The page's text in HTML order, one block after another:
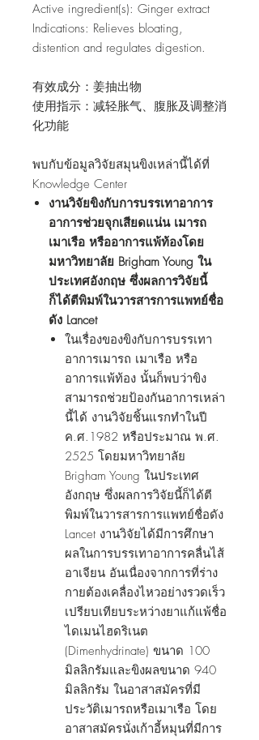
Active ingredient(s): Ginger extract
Indications: Relieves bloating,
distention and regulates digestion.
有效成分：姜抽出物
使用指示：减轻胀气、腹胀及调整消
化功能
พบกับข้อมูลวิจัยสมุนขิงเหล่านี้ได้ที่
Knowledge Center
งานวิจัยขิงกับการบรรเทาอาการ
อาการช่วยจุกเสียดแน่น เมารถ
เมาเรือ หรืออาการแพ้ท้องโดย
มหาวิทยาลัย Brigham Young ใน
ประเทศอังกฤษ ซึ่งผลการวิจัยนี้
ก็ได้ตีพิมพ์ในวารสารการแพทย์ชื่อ
ดัง Lancet
ในเรื่องของขิงกับการบรรเทา
อาการเมารถ เมาเรือ หรือ
อาการแพ้ท้อง นั้นก็พบว่าขิง
สามารถช่วยป้องกันอาการเหล่า
นี้ได้ งานวิจัยชิ้นแรกทำในปี
ค.ศ.1982 หรือประมาณ พ.ศ.
2525 โดยมหาวิทยาลัย
Brigham Young ในประเทศ
อังกฤษ ซึ่งผลการวิจัยนี้ก็ได้ตี
พิมพ์ในวารสารการแพทย์ชื่อดัง
Lancet งานวิจัยได้มีการศึกษา
ผลในการบรรเทาอาการคลื่นไส้
อาเจียน อันเนื่องจากการที่ร่าง
กายต้องเคลื่องไหวอย่างรวดเร็ว
เปรียบเทียบระหว่างยาแก้แพ้ชื่อ
ไดเมนไฮดริเนต
(Dimenhydrinate) ขนาด 100
มิลลิกรัมและขิงผลขนาด 940
มิลลิกรัม ในอาสาสมัครที่มี
ประวัติเมารถหรือเมาเรือ โดย
อาสาสมัครนั่งเก้าอี้หมุนที่มีการ